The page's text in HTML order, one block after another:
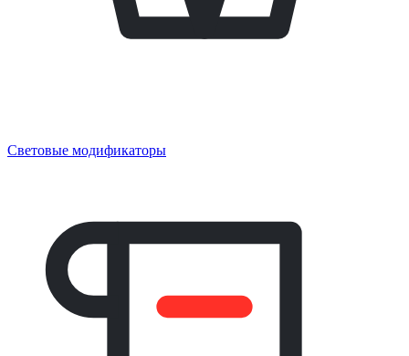
Световые модификаторы